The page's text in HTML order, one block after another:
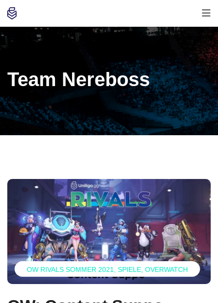
Team Nereboss
OW RIVALS SOMMER 2021 SPIELE OVERWATCH